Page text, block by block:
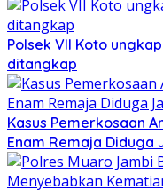
Polsek VII Koto
ditangkap
Kasus Pemerkosaan
Enam Remaja Diduga